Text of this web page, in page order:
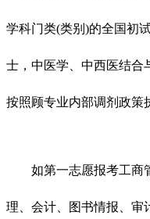
学科门类(类别)的全国初
士，中医学、中西医结合
按照顾专业内部调剂政策
如第一志愿报考工商
理、会计、图书情报、审